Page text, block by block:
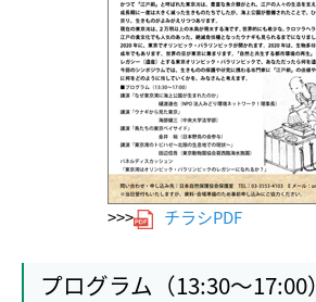
>>> チラシPDF
プログラム（13:30～17:00）